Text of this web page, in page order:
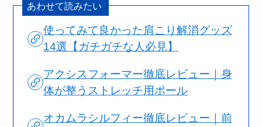
あわせて読みたい
使ってみて良かった肩こり解消グッズ
14選【ガチガチな人必見】
アクシスフォーマー徹底レビュー｜身
体が整うストレッチ用ポール
オカムラシルフィー徹底レビュー｜前